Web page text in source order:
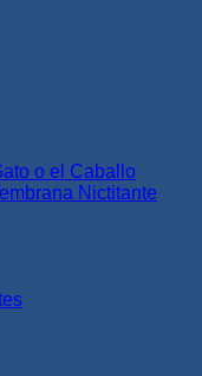
o el Caballo
Nictitante